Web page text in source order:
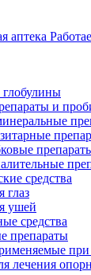
и
средства
глаз
ушей
средства
препараты
при
лечения